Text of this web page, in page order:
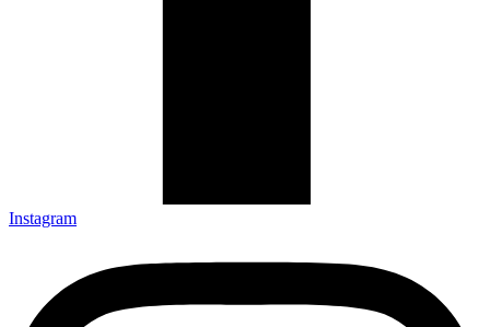
Instagram